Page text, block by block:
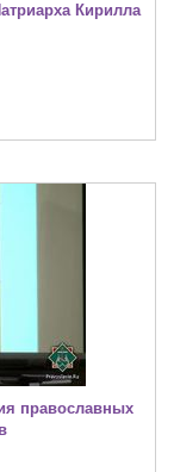
Кирилла
православных